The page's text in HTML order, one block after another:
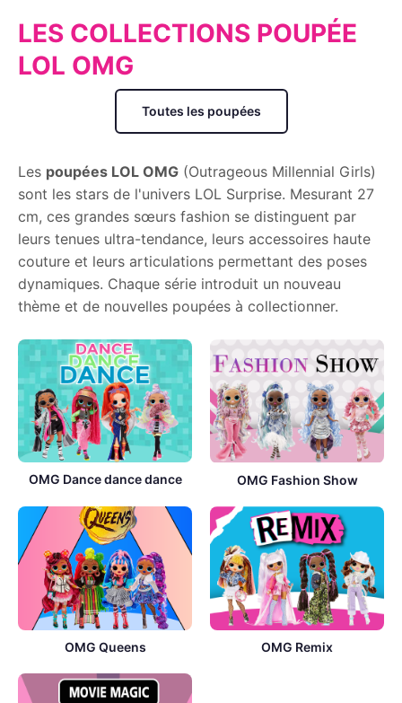
LES COLLECTIONS POUPÉE
LOL OMG
Toutes les poupées
Les poupées LOL OMG (Outrageous Millennial Girls)
sont les stars de l'univers LOL Surprise. Mesurant 27
cm, ces grandes sœurs fashion se distinguent par
leurs tenues ultra-tendance, leurs accessoires haute
couture et leurs articulations permettant des poses
dynamiques. Chaque série introduit un nouveau
thème et de nouvelles poupées à collectionner.
OMG Dance dance dance OMG Fashion Show
OMG Queens OMG Remix